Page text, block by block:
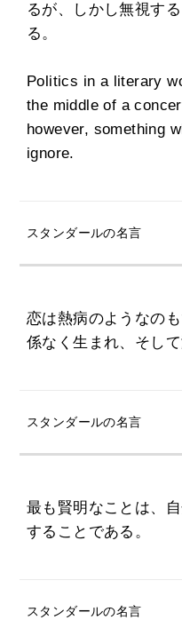
るが、しかし無視す
る。
Politics in a literary
the middle of a
however, something
ignore.
スタンダールの名言
恋は熱病のようなの
係なく生まれ、そして
スタンダールの名言
最も賢明なことは、
することである。
スタンダールの名言